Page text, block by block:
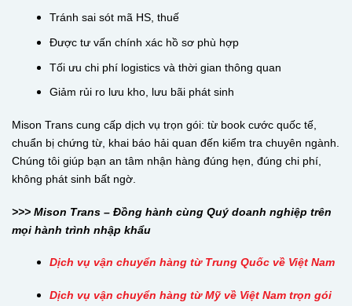
Tránh sai sót mã HS, thuế
Được tư vấn chính xác hồ sơ phù hợp
Tối ưu chi phí logistics và thời gian thông quan
Giảm rủi ro lưu kho, lưu bãi phát sinh
Mison Trans cung cấp dịch vụ trọn gói: từ book cước quốc tế,
chuẩn bị chứng từ, khai báo hải quan đến kiểm tra chuyên ngành.
Chúng tôi giúp bạn an tâm nhận hàng đúng hẹn, đúng chi phí,
không phát sinh bất ngờ.
>>> Mison Trans – Đồng hành cùng Quý doanh nghiệp trên
mọi hành trình nhập khẩu
Dịch vụ vận chuyển hàng từ Trung Quốc về Việt Nam
Dịch vụ vận chuyển hàng từ Mỹ về Việt Nam trọn gói